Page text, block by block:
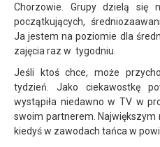
Chorzowie. Grupy dzielą się
początkujących,
Ja jestem na poziomie dla
zajęcia raz w tygodniu.
Jeśli ktoś chce, może
tydzień. Jako ciekawostkę
wystąpiła niedawno w TV w
swoim partnerem.
kiedyś w zawodach tańca w